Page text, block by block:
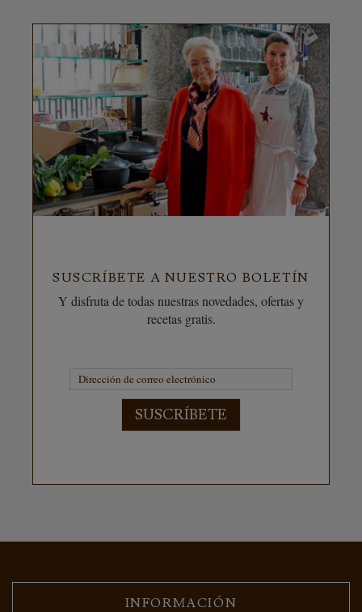
SUSCRÍBETE A NUESTRO BOLETÍN
Y disfruta de todas nuestras novedades, ofertas y
recetas gratis.
SUSCRÍBETE
INFORMACIÓN